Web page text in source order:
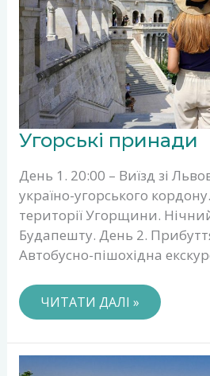
Угорські принади
День 1. 20:00 – Виїзд зі
україно-угорського
території Угорщини.
Будапешту. День 2.
Автобусно-пішохідна
УГОРСЬКІ
ПРИНАДИ
ЧИТАТИ ДАЛІ »